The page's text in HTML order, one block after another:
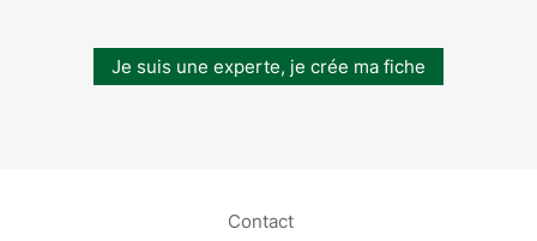
Je suis une experte, je crée ma fiche
Contact